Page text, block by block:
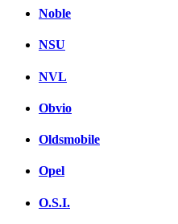
Noble
NSU
NVL
Obvio
Oldsmobile
Opel
O.S.I.